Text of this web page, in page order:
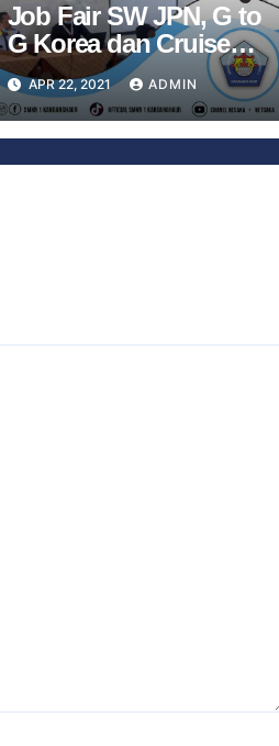
Job Fair SW JPN, G to
G Korea dan Cruise
Word Kapal
Pesiar/Perhotelan di
SMKN 1 Kandanghaur
APR 22, 2021 ADMIN